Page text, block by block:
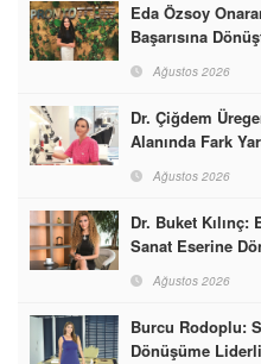
Eda Özsoy
Başarısına
Ağustos 2026
Dr. Çiğdem
Alanında Fark
Ağustos 2026
Dr. Buket
Sanat Eserine
Ağustos 2026
Burcu Rodoplu:
Dönüşüme